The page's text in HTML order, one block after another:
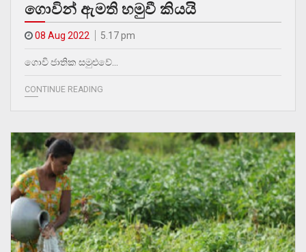
ගොවින් ඇමති හමුවී කියයි
08 Aug 2022 5.17 pm
ගොවි ජාතික සමුළුවේ…
CONTINUE READING